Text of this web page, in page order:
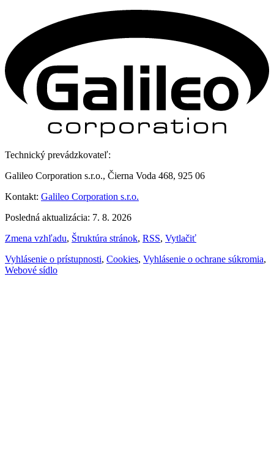
Technický prevádzkovateľ:
Galileo Corporation s.r.o., Čierna Voda 468, 925 06
Kontakt: Galileo Corporation s.r.o.
Posledná aktualizácia: 7. 8. 2026
Zmena vzhľadu, Štruktúra stránok, RSS, Vytlačiť
Vyhlásenie o prístupnosti, Cookies, Vyhlásenie o ochrane súkromia,
Webové sídlo